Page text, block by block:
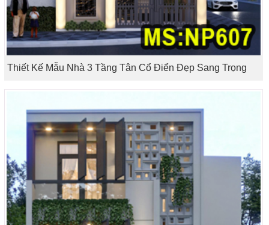
Thiết Kế Mẫu Nhà 3 Tầng Tân Cổ Điển Đẹp Sang Trọng